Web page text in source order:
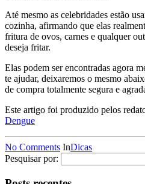
Até mesmo as celebridades estão
cozinha, afirmando que elas
fritura de ovos, carnes e qualquer
deseja fritar.
Elas podem ser encontradas agora
te ajudar, deixaremos o mesmo
de compra totalmente segura e
Este artigo foi produzido pelos
Dengue
No Comments InDicas
Pesquisar por: